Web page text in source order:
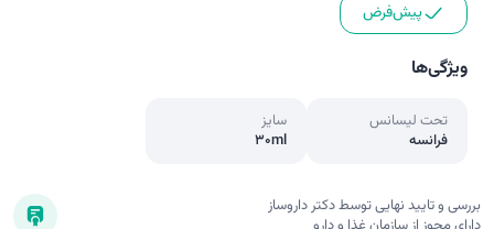
پیش‌فرض
ویژگی‌ها
تحت لیسانس
فرانسه
سایز
30ml
بررسی و تایید نهایی توسط دکتر داروساز